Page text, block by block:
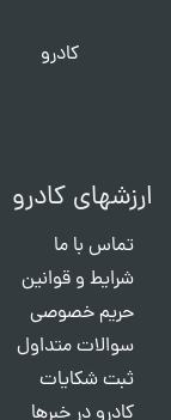
کادرو
ارزشهای کادرو
تماس با ما
شرایط و قوانین
حریم خصوصی
سوالات متداول
ثبت شکایات
کادرو در خبرها